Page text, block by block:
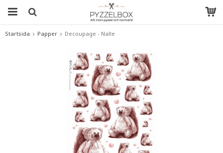
Startsida Papper Decoupage - Nalle